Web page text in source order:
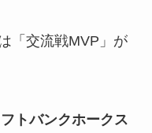
「交流戦MVP」が
トバンクホークス